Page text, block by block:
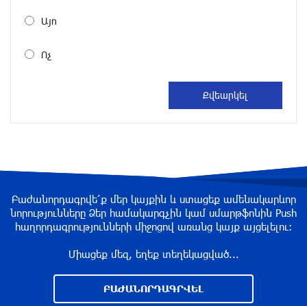
Թուրքիան, Սաուդյան Արաբիան և
Պակիստանը մտադիր են ռшզմական դաշինք
«Հակամարտությունը կարող է հեռու գնալ»
3 ժամ առաջ
համագործակցության խորացումը
Այո
Ոչ
Բաժանորդագրվե՛ք մեր կայքին և ստացեք ամենակարևոր
նորությունները Ձեր համակարգչին կամ սմարթֆոնին Push
հաղորդագրությունների միջոցով առանց կայք այցելելու։
Միացեք մեզ, եղեք տեղեկացված...
ԲԱԺԱՆՈՐԴԱԳՐՎԵԼ